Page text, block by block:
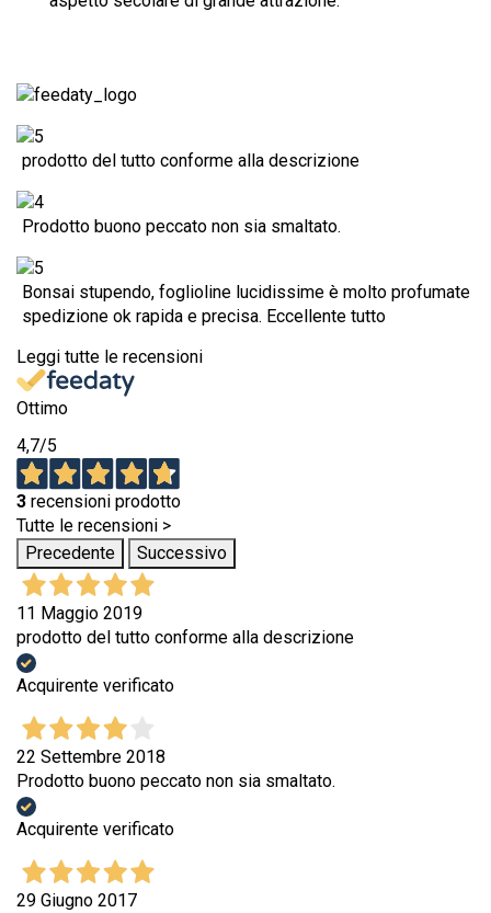
prodotto del tutto conforme alla descrizione
Prodotto buono peccato non sia smaltato.
Bonsai stupendo, foglioline lucidissime è molto profumate
spedizione ok rapida e precisa. Eccellente tutto
Leggi tutte le recensioni
Ottimo
4,7/5
3 recensioni prodotto
Tutte le recensioni >
Precedente
Successivo
11 Maggio 2019
prodotto del tutto conforme alla descrizione
Acquirente verificato
22 Settembre 2018
Prodotto buono peccato non sia smaltato.
Acquirente verificato
29 Giugno 2017